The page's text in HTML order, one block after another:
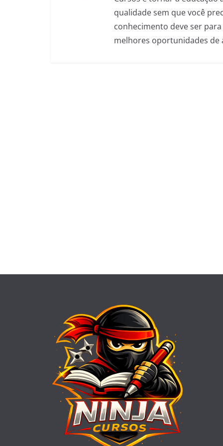
qualidade sem que você
conhecimento deve ser
melhores oportunidades de